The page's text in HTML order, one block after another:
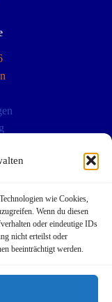
wie Cookies,
Wenn du diesen
oder eindeutige IDs
nicht erteilst oder
beeinträchtigt werden.